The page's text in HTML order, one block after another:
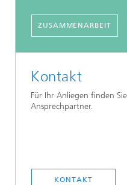
ZUSAMMENARBEIT
Kontakt
Für Ihr Anliegen finden
Ansprechpartner.
KONTAKT